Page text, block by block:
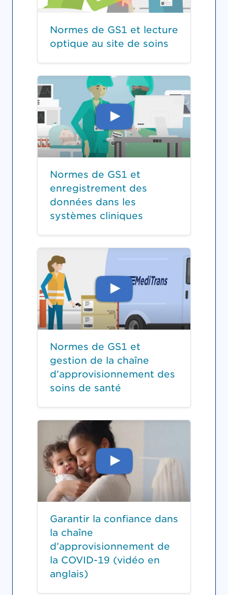
Normes de GS1 et lecture
optique au site de soins
Normes de GS1 et
enregistrement des
données dans les
systèmes cliniques
Normes de GS1 et
gestion de la chaîne
d’approvisionnement des
soins de santé
Garantir la confiance dans
la chaîne
d’approvisionnement de
la COVID-19 (vidéo en
anglais)